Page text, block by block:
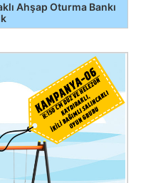
Ahşap Oturma Bankı